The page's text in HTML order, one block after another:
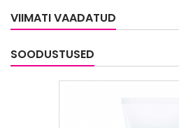
VIIMATI VAADATUD
SOODUSTUSED